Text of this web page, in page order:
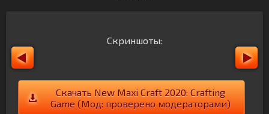
Скриншоты:
Скачать New Maxi Craft 2020: Crafting
Game (Мод: проверено модераторами)